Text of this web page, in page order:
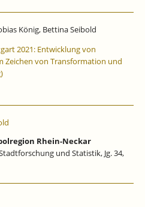
König, Bettina Seibold
2021: Entwicklung von
Zeichen von Transformation und
Rhein-Neckar
und Statistik, Jg. 34,